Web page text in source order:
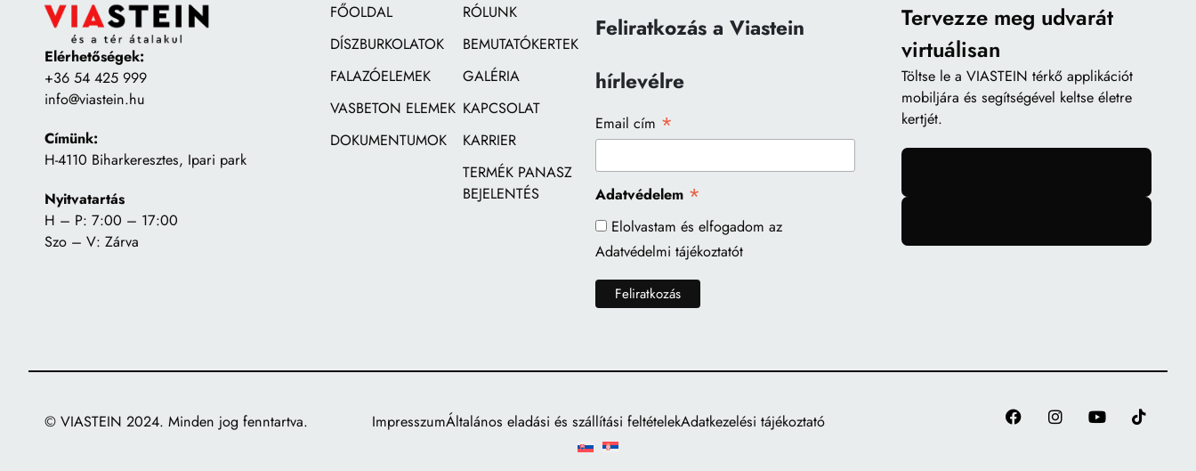
Elérhetőségek:
+36 54 425 999
info@viastein.hu
Címünk:
H-4110 Biharkeresztes, Ipari park
Nyitvatartás
H – P: 7:00 – 17:00
Szo – V: Zárva
FŐOLDAL
DÍSZBURKOLATOK
FALAZÓELEMEK
VASBETON ELEMEK
DOKUMENTUMOK
RÓLUNK
BEMUTATÓKERTEK
GALÉRIA
KAPCSOLAT
KARRIER
TERMÉK PANASZ
BEJELENTÉS
Feliratkozás a Viastein
hírlevélre
Email cím *
Adatvédelem *
Elolvastam és elfogadom az
Adatvédelmi tájékoztatót
Tervezze meg udvarát
virtuálisan
Töltse le a VIASTEIN térkő applikációt
mobiljára és segítségével keltse életre
kertjét.
© VIASTEIN 2024. Minden jog fenntartva. ImpresszumÁltalános eladási és szállítási feltételekAdatkezelési tájékoztató